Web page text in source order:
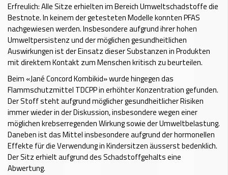
Erfreulich: Alle Sitze erhielten im Bereich Umweltschadstoffe die
Bestnote. In keinem der getesteten Modelle konnten PFAS
nachgewiesen werden. Insbesondere aufgrund ihrer hohen
Umweltpersistenz und der möglichen gesundheitlichen
Auswirkungen ist der Einsatz dieser Substanzen in Produkten
mit direktem Kontakt zum Menschen kritisch zu beurteilen.
Beim «Jané Concord Kombikid» wurde hingegen das
Flammschutzmittel TDCPP in erhöhter Konzentration gefunden.
Der Stoff steht aufgrund möglicher gesundheitlicher Risiken
immer wieder in der Diskussion, insbesondere wegen einer
möglichen krebserregenden Wirkung sowie der Umweltbelastung.
Daneben ist das Mittel insbesondere aufgrund der hormonellen
Effekte für die Verwendung in Kindersitzen äusserst bedenklich.
Der Sitz erhielt aufgrund des Schadstoffgehalts eine
Abwertung.